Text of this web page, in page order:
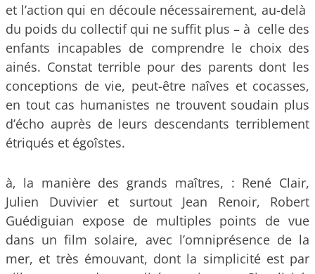
et l’action qui en découle nécessairement, au-delà
du poids du collectif qui ne suffit plus – à celle des
enfants incapables de comprendre le choix des
ainés. Constat terrible pour des parents dont les
conceptions de vie, peut-être naîves et cocasses,
en tout cas humanistes ne trouvent soudain plus
d’écho auprès de leurs descendants terriblement
étriqués et égoîstes.
à‚ la manière des grands maîtres, : René Clair,
Julien Duvivier et surtout Jean Renoir, Robert
Guédiguian expose de multiples points de vue
dans un film solaire, avec l’omniprésence de la
mer, et très émouvant, dont la simplicité est par